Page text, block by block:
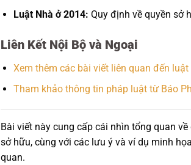
Luật Nhà ở 2014: Quy định về quyền sở
Liên Kết Nội Bộ và Ngoại
Xem thêm các bài viết liên quan đến
Tham khảo thông tin pháp luật từ Báo
Bài viết này cung cấp cái nhìn tổng quan
sở hữu, cùng với các lưu ý và ví dụ minh
quan.